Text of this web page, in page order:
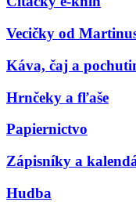
Vecičky od
Káva, čaj a
Hrnčeky a fľaše
Papiernictvo
Zápisníky a
Hudba